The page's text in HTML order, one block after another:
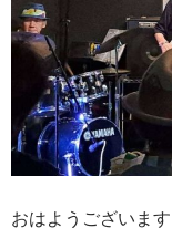
おはようございます